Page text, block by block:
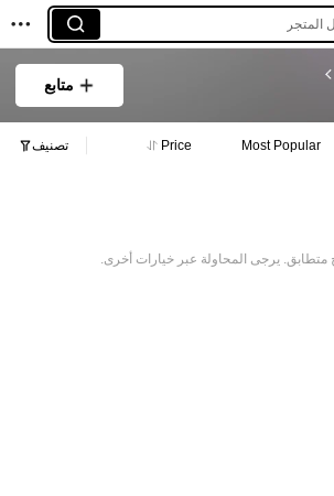
المتجر
متابع
Most Popular
Price تصنيف
متطابق. يرجى المحاولة عبر خيارات أخرى.